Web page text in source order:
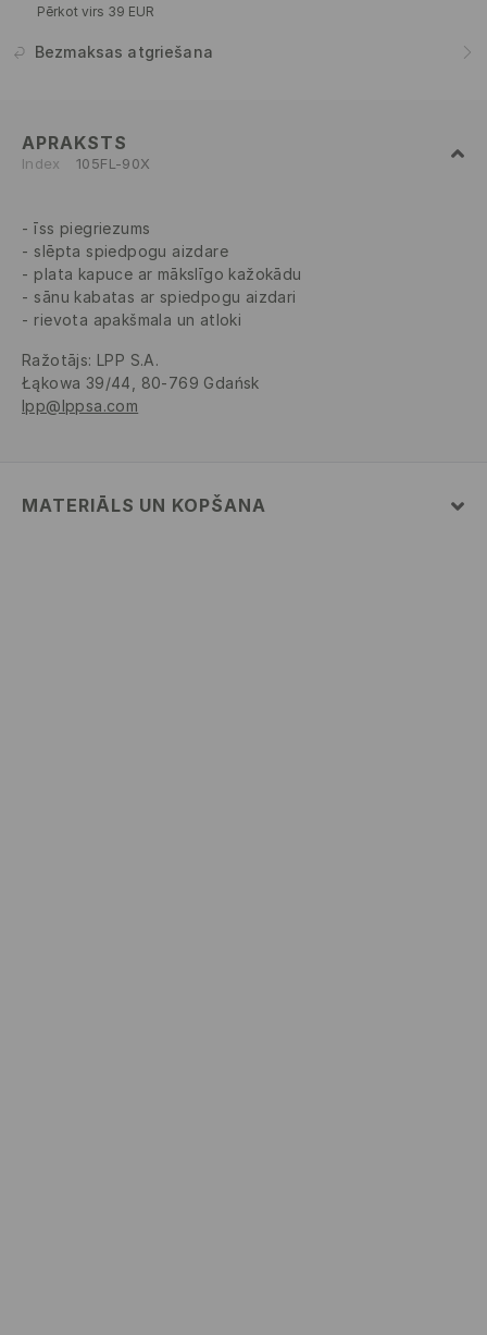
Pērkot virs 39 EUR
Bezmaksas atgriešana
APRAKSTS
Index 105FL-90X
īss piegriezums
slēpta spiedpogu aizdare
plata kapuce ar mākslīgo kažokādu
sānu kabatas ar spiedpogu aizdari
rievota apakšmala un atloki
Ražotājs: LPP S.A.
Łąkowa 39/44, 80-769 Gdańsk
lpp@lppsa.com
MATERIĀLS UN KOPŠANA